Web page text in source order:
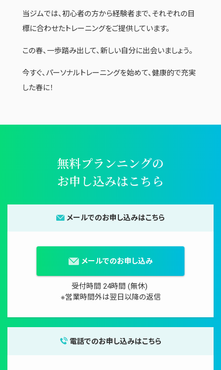
当ジムでは、初心者の方から経験者まで、それぞれの目
標に合わせたトレーニングをご提供しています。
この春、一歩踏み出して、新しい自分に出会いましょう。
今すぐ、パーソナルトレーニングを始めて、健康的で充実
した春に！
無料プランニングの
お申し込みはこちら
メールでのお申し込みはこちら
メールでのお申し込み
受付時間 24時間 (無休)
※営業時間外は翌日以降の返信
電話でのお申し込みはこちら